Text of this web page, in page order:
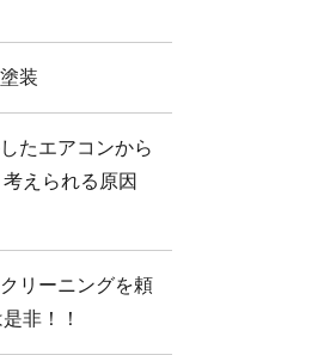
装
たエアコンから
えられる原因
リーニングを頼
非！！